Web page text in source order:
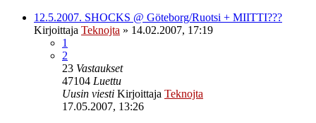
12.5.2007. SHOCKS @ Göteborg/Ruotsi + MIITTI???
Kirjoittaja Teknojta » 14.02.2007, 17:19
1
2
23 Vastaukset
47104 Luettu
Uusin viesti Kirjoittaja Teknojta
17.05.2007, 13:26